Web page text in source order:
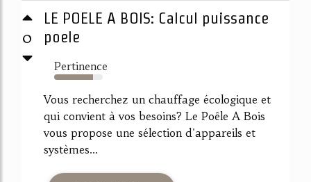
0
LE POELE A BOIS: Calcul puissance
poele
Pertinence
80%
Vous recherchez un chauffage écologique et
qui convient à vos besoins? Le Poêle A Bois
vous propose une sélection d'appareils et
systèmes...